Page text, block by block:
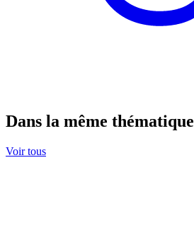
Dans la même thématique
Voir tous